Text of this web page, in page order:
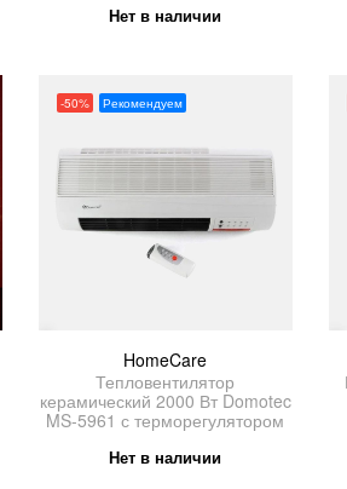
Нет в наличии
-50% Рекомендуем
HomeCare
Тепловентилятор
керамический 2000 Вт Domotec
MS-5961 с терморегулятором
Нет в наличии